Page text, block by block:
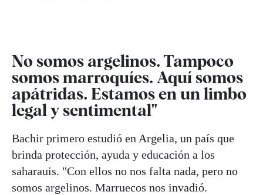
No somos argelinos. Tampoco
somos marroquíes. Aquí somos
apátridas. Estamos en un limbo
legal y sentimental"
Bachir primero estudió en Argelia, un país que
brinda protección, ayuda y educación a los
saharauis. "Con ellos no nos falta nada, pero no
somos argelinos. Marruecos nos invadió.